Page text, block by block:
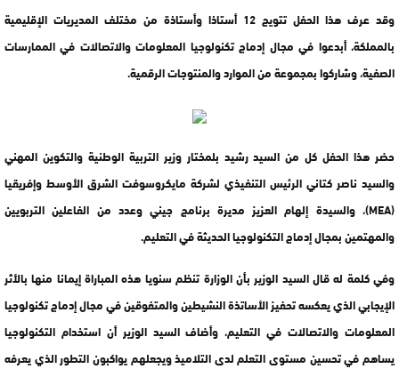
وقد عرف هذا الحفل تتويج 12 أستاذا وأستاذة من مختلف المديريات الإقليمية
بالمملكة، أبدعوا في مجال إدماج تكنولوجيا المعلومات والاتصالات في الممارسات
الصفية، وشاركوا بمجموعة من الموارد والمنتوجات الرقمية.
حضر هذا الحفل كل من السيد رشيد بلمختار وزير التربية الوطنية والتكوين المهني
والسيد ناصر كتاني الرئيس التنفيذي لشركة مايكروسوفت الشرق الأوسط وإفريقيا
(MEA)، والسيدة إلهام العزيز مديرة برنامج جيني وعدد من الفاعلين التربويين
والمهتمين بمجال إدماج التكنولوجيا الحديثة في التعليم.
وفي كلمة له قال السيد الوزير بأن الوزارة تنظم سنويا هذه المباراة إيمانا منها بالأثر
الإيجابي الذي يعكسه تحفيز الأساتذة النشيطين والمتفوقين في مجال إدماج تكنولوجيا
المعلومات والاتصالات في التعليم، وأضاف السيد الوزير أن استخدام التكنولوجيا
يساهم في تحسين مستوى التعلم لدى التلاميذ ويجعلهم يواكبون التطور الذي يعرفه